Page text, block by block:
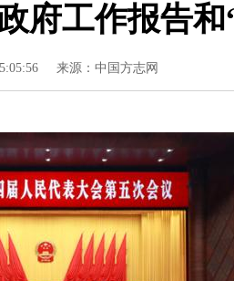
府工作报告
来源：中国方志网